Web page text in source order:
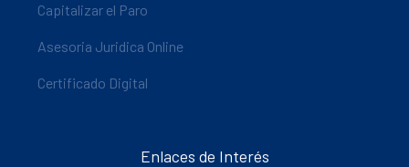
Capitalizar el Paro
Asesoria Juridica Online
Certificado Digital
Enlaces de Interés